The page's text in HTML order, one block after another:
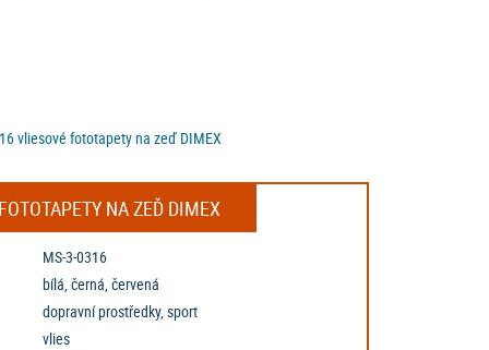
vliesové fototapety na zeď DIMEX
NA ZEĎ DIMEX
MS-3-0316
bílá, černá, červená
dopravní prostředky, sport
vlies